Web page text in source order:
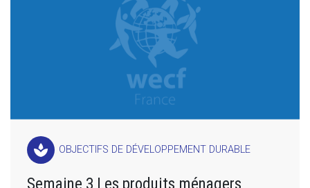
spa OBJECTIFS DE DÉVELOPPEMENT DURABLE
Semaine 3 Les produits ménagers